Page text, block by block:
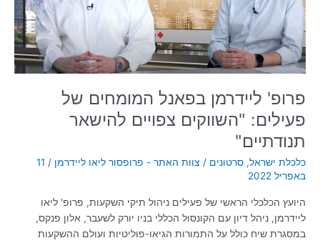
פרופ' ליידרמן בפאנל המומחים של
פעילים: "השווקים צפויים להישאר
תנודתיים"
כלכלת ישראל, סרטונים / צוות האתר - פרופסור ליאו ליידרמן /
11
באפריל 2022
היועץ הכלכלי הראשי של פעילים ניהול תיקי השקעות, פרופ' ליאו
ליידרמן, ניהל דיון עם הקונסול הכללי בניו יורק לשעבר, אלון פנקס,
במסגרת שיח כולל על התמורות הגיאו-פוליטיות ועולם ההשקעות
"השווקים
צפויים
להישאר
תנודתיים"